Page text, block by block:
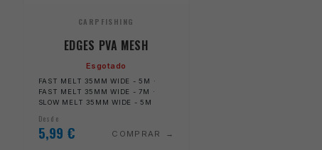
CARPFISHING
EDGES PVA MESH
Esgotado
FAST MELT 35MM WIDE - 5M ·
FAST MELT 35MM WIDE - 7M ·
SLOW MELT 35MM WIDE - 5M
Desde
5,99 € COMPRAR